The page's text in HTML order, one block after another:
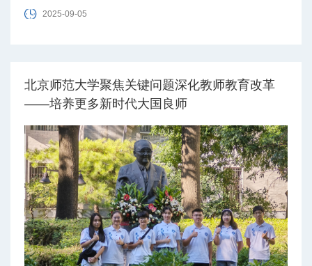
高校黄大年式教师团队”。心理学部陈英和教授带领的发展心
2025-09-05
北京师范大学聚焦关键问题深化教师教育改革
——培养更多新时代大国良师